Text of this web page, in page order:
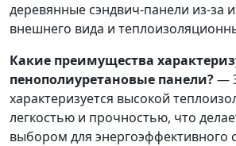
деревянные сэндвич-панели из-за
внешнего вида и
Какие преимущества
пенополиуретановые панели?—
характеризуется высокой
легкостью и прочностью, что
выбором для энергоэффективного